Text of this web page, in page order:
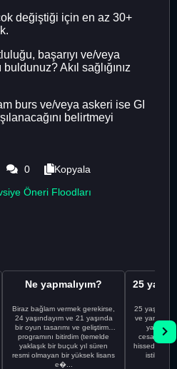
değiştiği için en az 30+
başarıyı ve/veya
Akıl sağlığınız
burs ve/veya askeri ise GI
belirtmeyi
0
Kopyala
Öneri Floodları
Ne yapmalıyım?
Biraz bağlam vermek gerekirse,
24 yaşındayım ve 21 yaşında
bir oyun tasarımı ve geliştirme
programını bitirdim (temelde
yaklaşık bir buçuk yıl süren
resmi olmayan bir yüksek lisans
e�...
25
ve yanlış
cesaretimin